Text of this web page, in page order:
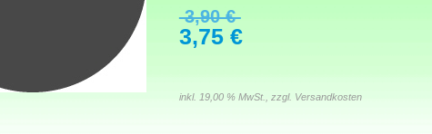
3,90 €
3,75 €
inkl. 19,00 % MwSt., zzgl. Versandkosten